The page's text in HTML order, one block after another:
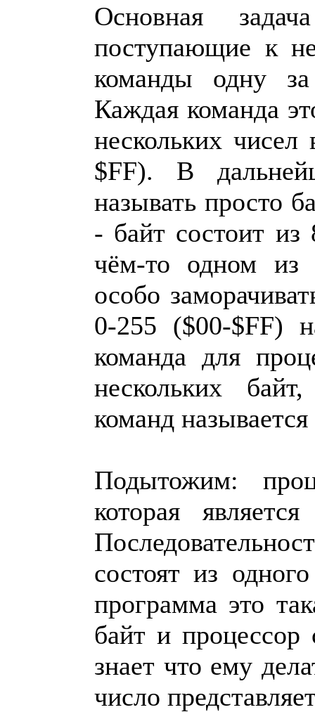
Основная
поступающие к
команды одну
Каждая команда
нескольких
$FF). В
называть просто
- байт состоит
чём-то одном
особо
0-255 ($00-$FF)
команда для
нескольких
команд называется
Подытожим:
которая
состоят из
программа это
байт и
знает что ему
число